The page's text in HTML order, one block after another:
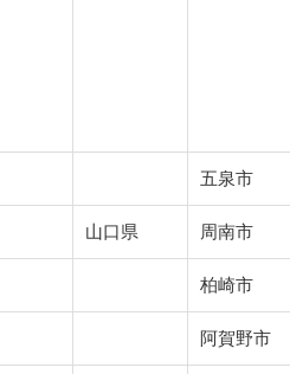
五泉市
山口県 周南市
柏崎市
阿賀野市